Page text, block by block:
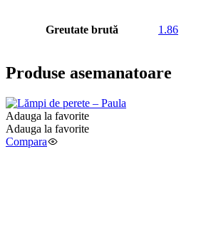
Greutate brută 1.86
Produse asemanatoare
Adauga la favorite
Adauga la favorite
Compara